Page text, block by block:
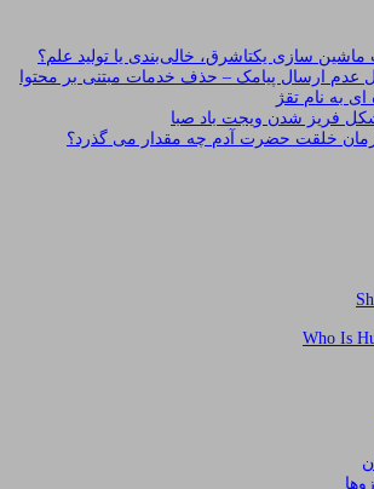
سازی یکتاشرق، خالی‌بندی یا تولید علم؟
عدم ارسال پیامک – حذف خدمات مبتنی بر محتوا
به نام تقژ
فریز شدن ویجت باد صبا
زمان خلقت حضرت آدم چه مقدار می گذرد؟
Who Is